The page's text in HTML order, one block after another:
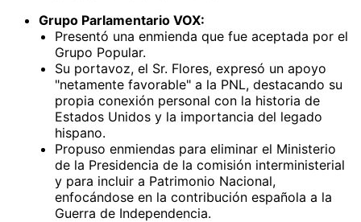
Grupo Parlamentario VOX:
Presentó una enmienda que fue aceptada por el
Grupo Popular.
Su portavoz, el Sr. Flores, expresó un apoyo
"netamente favorable" a la PNL, destacando su
propia conexión personal con la historia de
Estados Unidos y la importancia del legado
hispano.
Propuso enmiendas para eliminar el Ministerio
de la Presidencia de la comisión interministerial
y para incluir a Patrimonio Nacional,
enfocándose en la contribución española a la
Guerra de Independencia.